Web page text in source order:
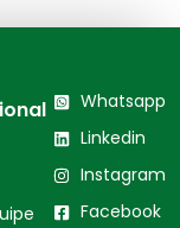
Whatsapp
Linkedin
Instagram
Facebook